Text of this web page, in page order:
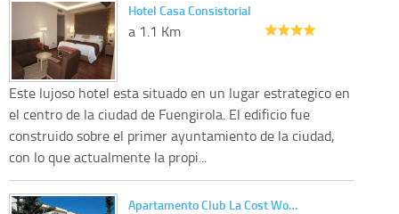
Hotel Casa Consistorial
a 1.1 Km
Este lujoso hotel esta situado en un lugar estrategico en
el centro de la ciudad de Fuengirola. El edificio fue
construido sobre el primer ayuntamiento de la ciudad,
con lo que actualmente la propi...
Apartamento Club La Cost Wo…